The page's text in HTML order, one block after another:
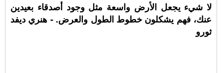
لا شيء يجعل الأرض واسعة مثل وجود أصدقاء بعيدين
عنك، فهم يشكلون خطوط الطول والعرض. - هنري ديفد
ثورو